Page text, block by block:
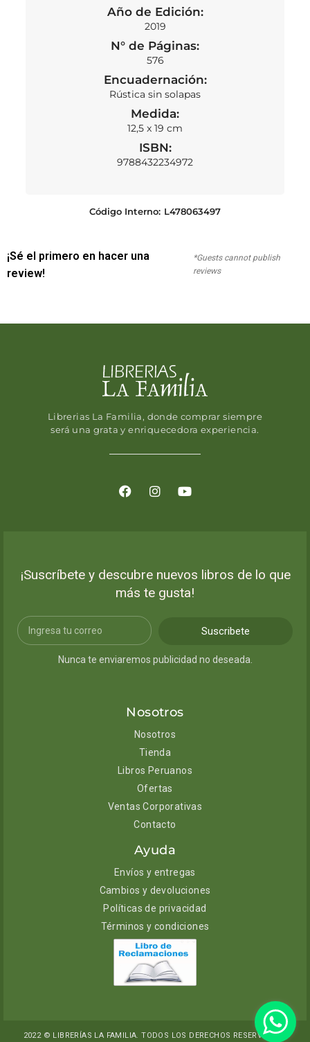
Año de Edición:
2019
N° de Páginas:
576
Encuadernación:
Rústica sin solapas
Medida:
12,5 x 19 cm
ISBN:
9788432234972
Código Interno: L478063497
¡Sé el primero en hacer una
review!
*Guests cannot publish
reviews
Librerias La Familia, donde comprar siempre
será una grata y enriquecedora experiencia.
¡Suscríbete y descubre nuevos libros de lo que
más te gusta!
Suscribete
Nunca te enviaremos publicidad no deseada.
Nosotros
Nosotros
Tienda
Libros Peruanos
Ofertas
Ventas Corporativas
Contacto
Ayuda
Envíos y entregas
Cambios y devoluciones
Políticas de privacidad
Términos y condiciones
2022 © LIBRERÍAS LA FAMILIA. TODOS LOS DERECHOS RESERVADOS.